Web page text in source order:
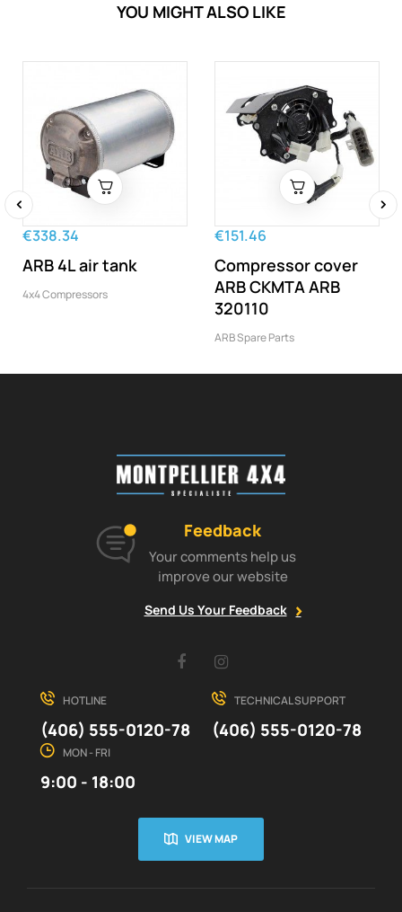
YOU MIGHT ALSO LIKE
€338.34
ARB 4L air tank
4x4 Compressors
€151.46
Compressor cover
ARB CKMTA ARB
320110
ARB Spare Parts
‹
Feedback
Your comments help us
improve our website
Send Us Your Feedback
Facebook
HOTLINE
(406) 555-0120-78
TECHNICAL SUPPORT
(406) 555-0120-78
MON - FRI
9:00 - 18:00
VIEW MAP